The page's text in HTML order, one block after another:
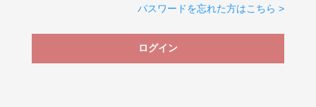
パスワードを忘れた方はこちら >
ログイン